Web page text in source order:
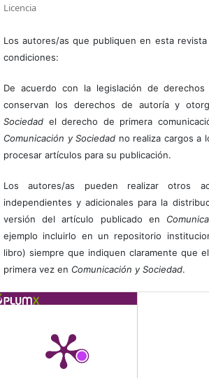
Licencia
Los autores/as que publiquen en esta
condiciones:
De acuerdo con la legislación de
conservan los derechos de autoría y
Sociedadel derecho de primera
Comunicación y Sociedad no realiza cargos a
procesar artículos para su publicación.
Los autores/as pueden realizar otros
independientes y adicionales para la
versión del artículo publicado en
ejemplo incluirlo en un repositorio
libro) siempre que indiquen claramente que
primera vez en Comunicación y Sociedad.